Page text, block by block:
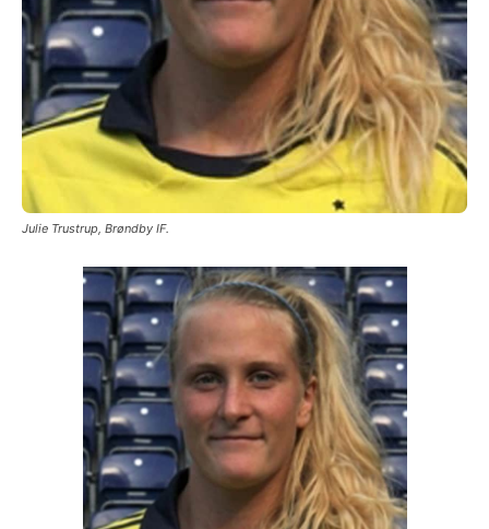
Julie Trustrup, Brøndby IF.